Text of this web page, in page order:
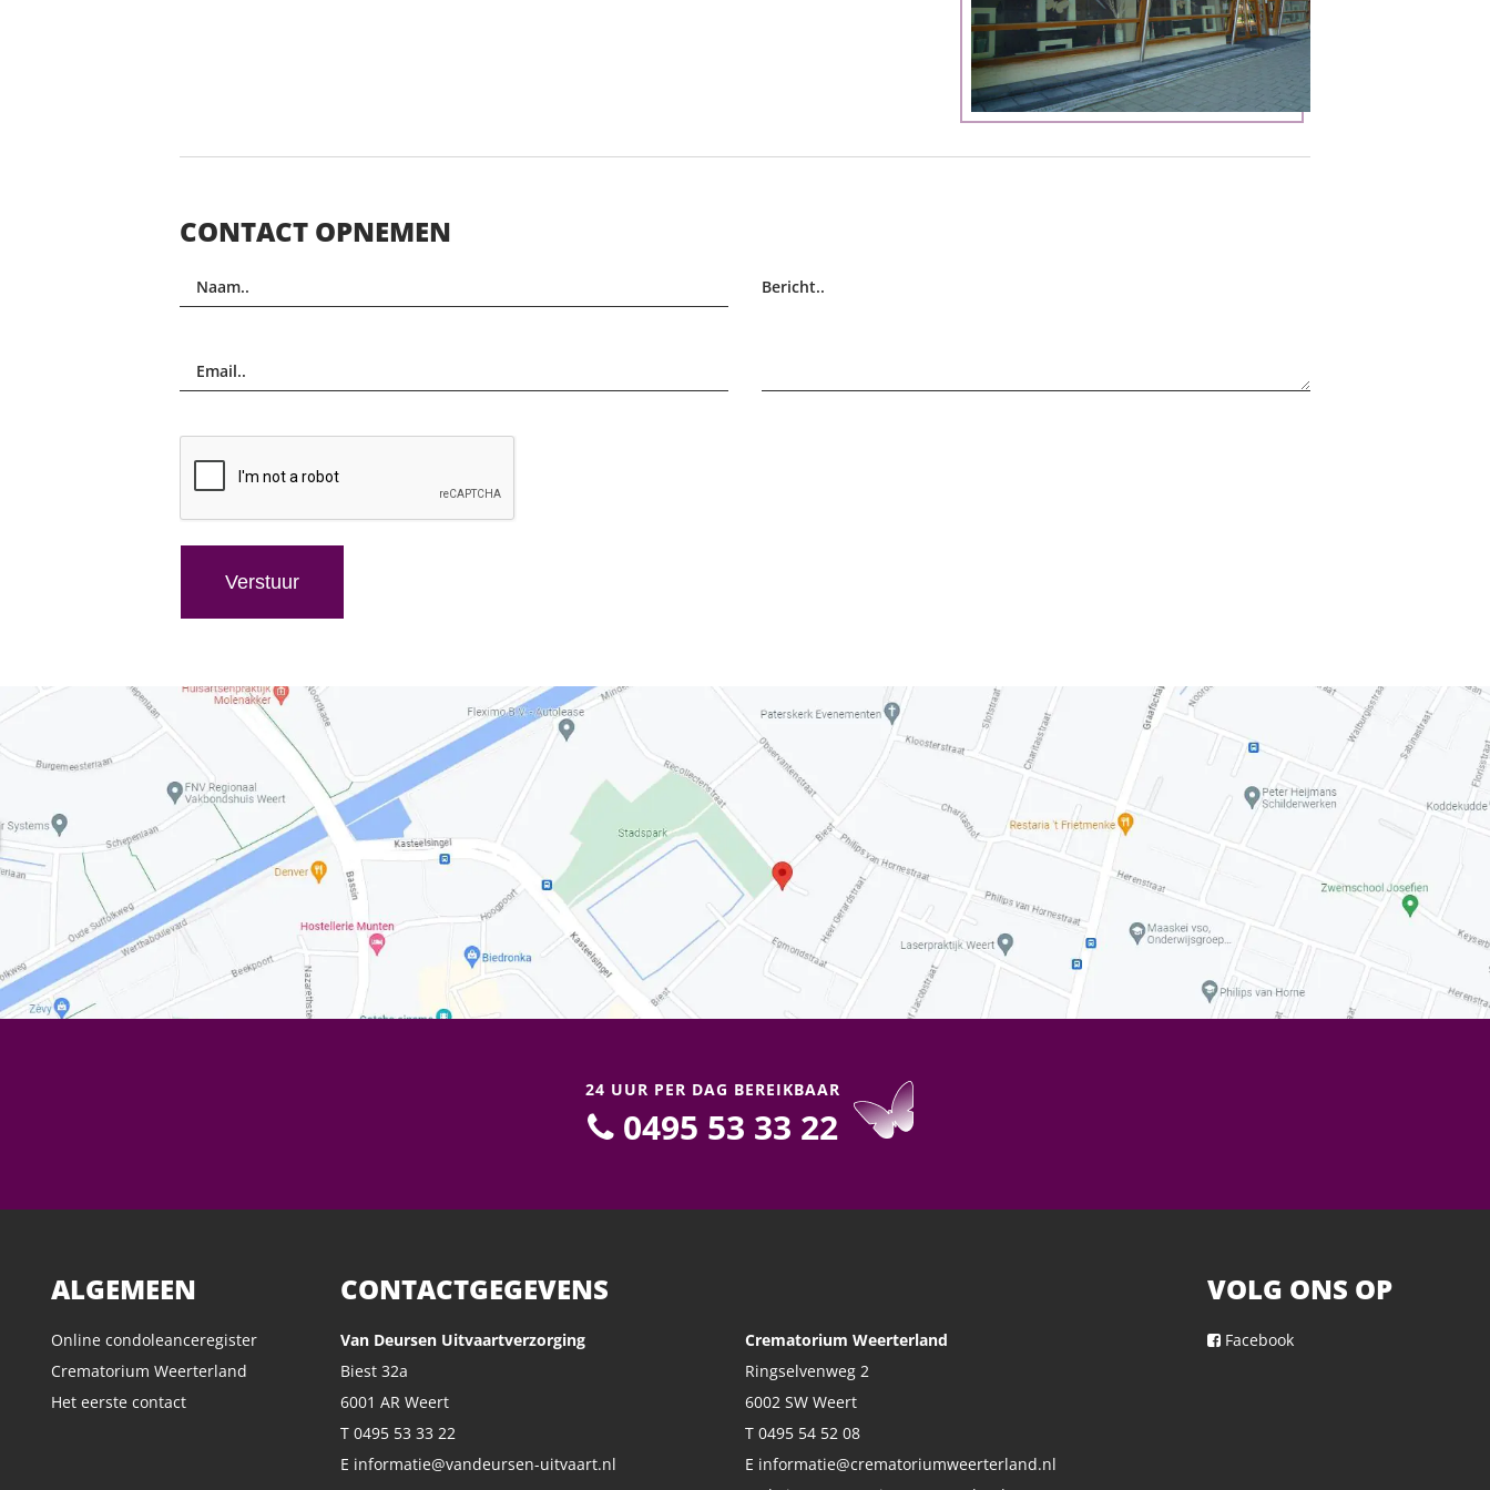
CONTACT OPNEMEN
Naam..
Email..
Bericht..
24 UUR PER DAG BEREIKBAAR
0495 53 33 22
ALGEMEEN
Online condoleanceregister
Crematorium Weerterland
Het eerste contact
CONTACTGEGEVENS
Van Deursen Uitvaartverzorging
Biest 32a
6001 AR Weert
T 0495 53 33 22
E informatie@vandeursen-uitvaart.nl
Crematorium Weerterland
Ringselvenweg 2
6002 SW Weert
T 0495 54 52 08
E informatie@crematoriumweerterland.nl
VOLG ONS OP
Facebook